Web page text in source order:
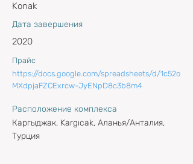
Konak
Дата завершения
2020
Прайс
https://docs.google.com/spreadsheets/d/1c52o
MXdpjaFZCExrcw-JyENpD8c3b8m4
Расположение комплекса
Каргыджак, Kargıcak, Аланья/Анталия,
Турция